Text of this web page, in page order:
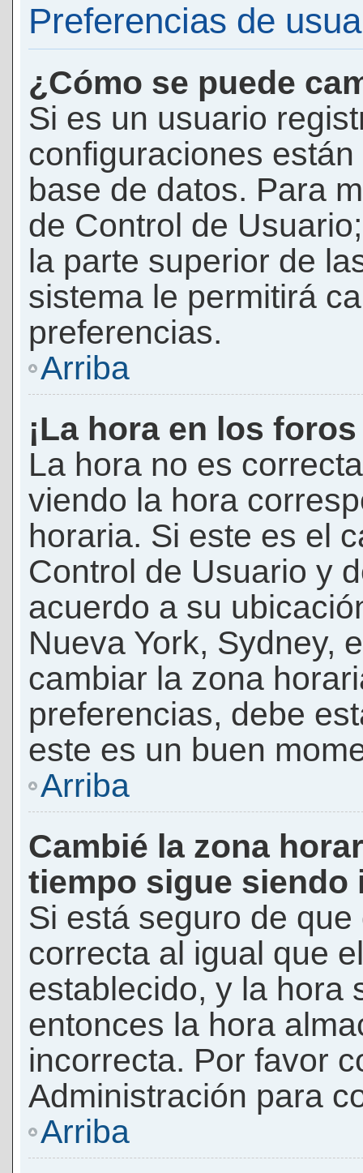
Preferencias de
¿Cómo se puede
Si es un usuario
configuraciones
base de datos. Para
de Control de
la parte superior de
sistema le permitirá
preferencias.
Arriba
¡La hora en los
La hora no es
viendo la hora
horaria. Si este es el
Control de Usuario y
acuerdo a su
Nueva York, Sydney,
cambiar la zona
preferencias, debe
este es un buen
Arriba
Cambié la zona
tiempo sigue siendo
Si está seguro de
correcta al igual que
establecido, y la hora
entonces la hora
incorrecta. Por favor
Administración para
Arriba